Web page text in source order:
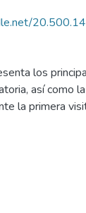
los
así como
la primera